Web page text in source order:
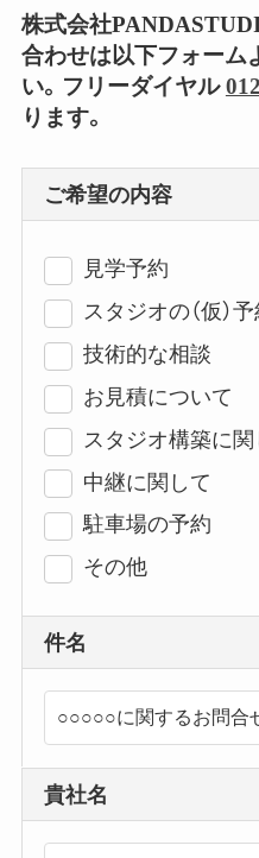
株式会社
合わせは以下フォーム
い。フリーダイヤル
ります。
ご希望の内容
見学予約
スタジオの（仮）
技術的な相談
お見積について
スタジオ構築に関
中継に関して
駐車場の予約
その他
件名
貴社名